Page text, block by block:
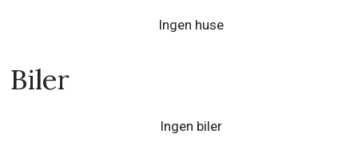
Ingen huse
Biler
Ingen biler